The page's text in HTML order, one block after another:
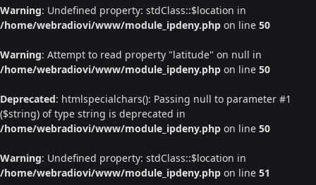
Warning: Undefined property: stdClass::$location in
/home/webradiovi/www/module_ipdeny.php on line 50
Warning: Attempt to read property "latitude" on null in
/home/webradiovi/www/module_ipdeny.php on line 50
Deprecated: htmlspecialchars(): Passing null to parameter #1
($string) of type string is deprecated in
/home/webradiovi/www/module_ipdeny.php on line 50
Warning: Undefined property: stdClass::$location in
/home/webradiovi/www/module_ipdeny.php on line 51